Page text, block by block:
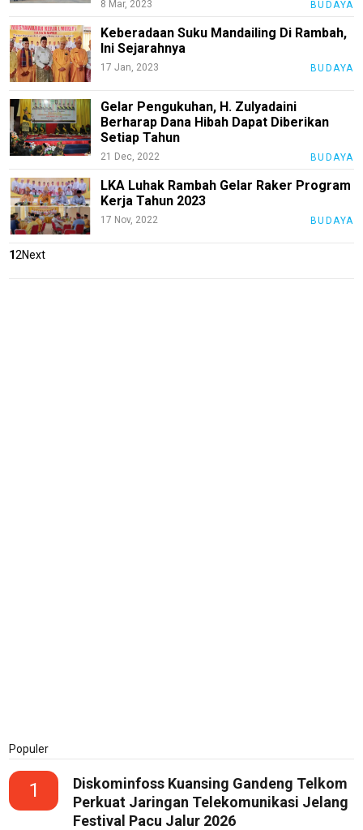
8 Mar, 2023 BUDAYA
Keberadaan Suku Mandailing Di Rambah,
Ini Sejarahnya
17 Jan, 2023 BUDAYA
Gelar Pengukuhan, H. Zulyadaini
Berharap Dana Hibah Dapat Diberikan
Setiap Tahun
21 Dec, 2022 BUDAYA
LKA Luhak Rambah Gelar Raker Program
Kerja Tahun 2023
17 Nov, 2022 BUDAYA
12Next
Populer
1
Diskominfoss Kuansing Gandeng Telkom
Perkuat Jaringan Telekomunikasi Jelang
Festival Pacu Jalur 2026
jawabarat
Guide
Money
Liputan
Gadget
Guide
Cat
Food
Guide
Automotive